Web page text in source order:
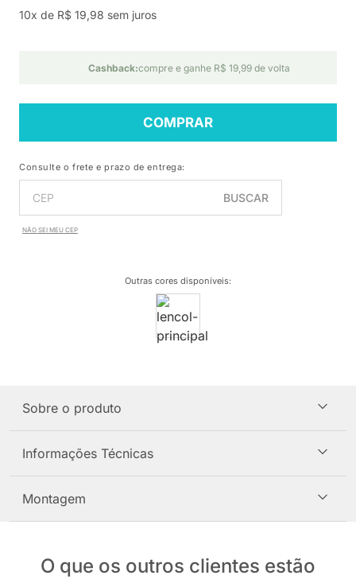
10x de R$ 19,98 sem juros
Cashback:compre e ganhe R$ 19,99 de volta
COMPRAR
Consulte o frete e prazo de entrega:
BUSCAR
NÃO SEI MEU CEP
Outras cores disponíveis:
Sobre o produto
Informações Técnicas
Montagem
O que os outros clientes estão